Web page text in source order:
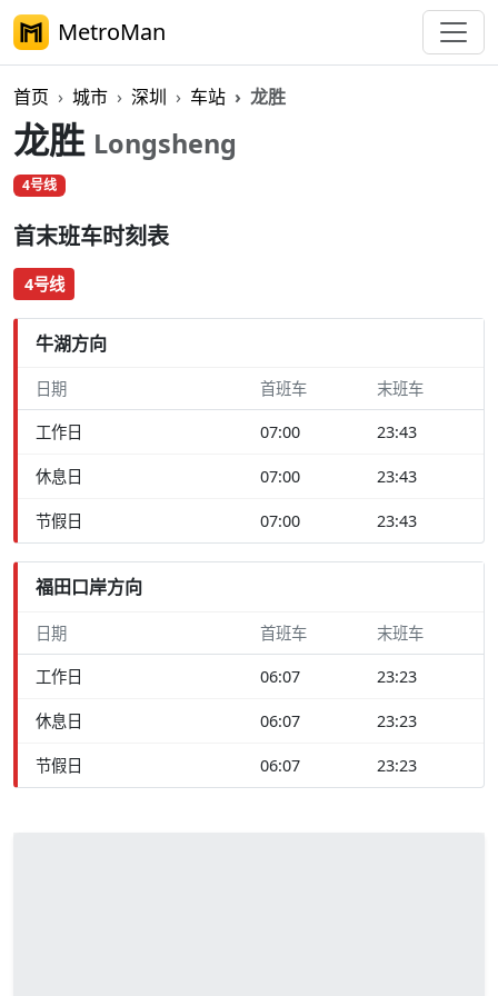
MetroMan
首页 城市 深圳 车站 龙胜
龙胜 Longsheng
4号线
首末班车时刻表
4号线
牛湖方向
日期 首班车 末班车
工作日 07:00 23:43
休息日 07:00 23:43
节假日 07:00 23:43
福田口岸方向
日期 首班车 末班车
工作日 06:07 23:23
休息日 06:07 23:23
节假日 06:07 23:23